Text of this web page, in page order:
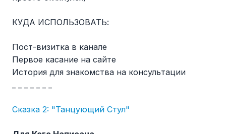
КУДА ИСПОЛЬЗОВАТЬ:
Пост-визитка в канале
Первое касание на сайте
История для знакомства на консультации
Сказка 2: "Танцующий Стул"